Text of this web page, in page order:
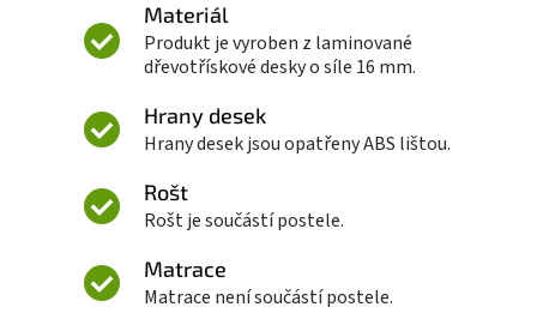
Materiál
Produkt je vyroben z laminované
dřevotřískové desky o síle 16 mm.
Hrany desek
Hrany desek jsou opatřeny ABS lištou.
Rošt
Rošt je součástí postele.
Matrace
Matrace není součástí postele.